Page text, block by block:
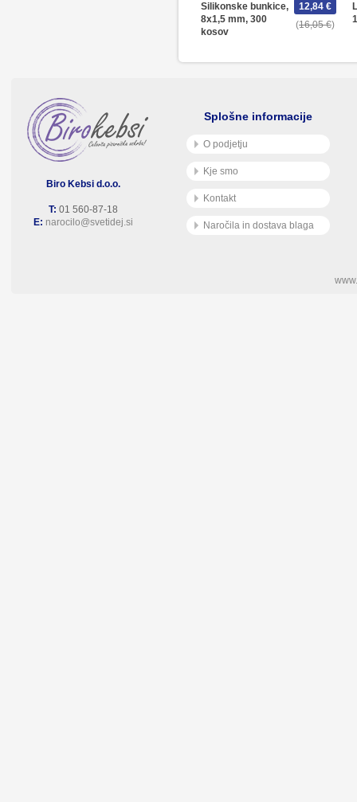
Silikonske bunkice,
8x1,5 mm, 300
kosov
16,05 €
12,84 €
Biro Kebsi d.o.o.
T: 01 560-87-18
E: narocilo@svetidej.si
Splošne informacije
O podjetju
Kje smo
Kontakt
Naročila in dostava blaga